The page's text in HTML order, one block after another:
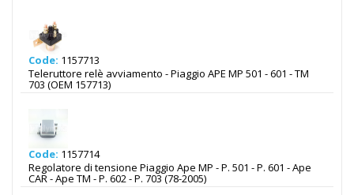
Code: 1157713
Teleruttore relè avviamento - Piaggio APE MP 501 - 601 - TM
703 (OEM 157713)
Code: 1157714
Regolatore di tensione Piaggio Ape MP - P. 501 - P. 601 - Ape
CAR - Ape TM - P. 602 - P. 703 (78-2005)